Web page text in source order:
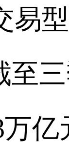
易
至
万